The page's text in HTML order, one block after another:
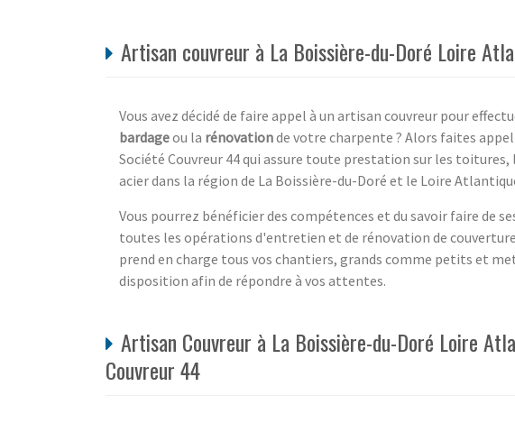
Artisan couvreur à La Boissière-du-Doré Loire
Vous avez décidé de faire appel à un artisan couvreur pour
bardageou la rénovationde votre charpente ? Alors faites
Société Couvreur 44 qui assure toute prestation sur les toitures,
acier dans la région de La Boissière-du-Doré et le Loire
Vous pourrez bénéficier des compétences et du savoir faire de
toutes les opérations d'entretien et de rénovation de
prend en charge tous vos chantiers, grands comme petits et
disposition afin de répondre à vos attentes.
Artisan Couvreur à La Boissière-du-Doré Loire
Couvreur 44